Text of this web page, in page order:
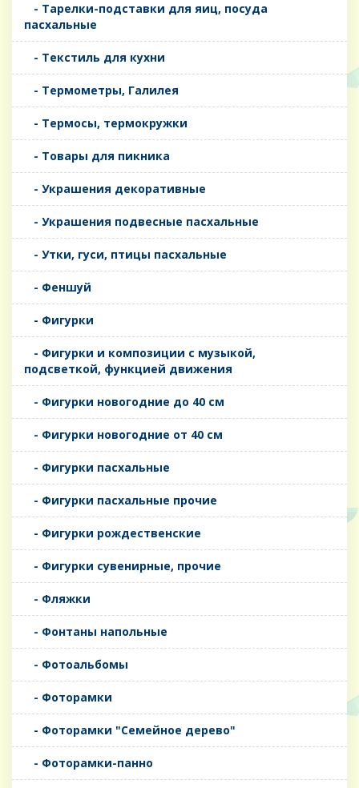
- Тарелки-подставки для яиц, посуда
пасхальные
- Текстиль для кухни
- Термометры, Галилея
- Термосы, термокружки
- Товары для пикника
- Украшения декоративные
- Украшения подвесные пасхальные
- Утки, гуси, птицы пасхальные
- Феншуй
- Фигурки
- Фигурки и композиции с музыкой,
подсветкой, функцией движения
- Фигурки новогодние до 40 см
- Фигурки новогодние от 40 см
- Фигурки пасхальные
- Фигурки пасхальные прочие
- Фигурки рождественские
- Фигурки сувенирные, прочие
- Фляжки
- Фонтаны напольные
- Фотоальбомы
- Фоторамки
- Фоторамки "Семейное дерево"
- Фоторамки-панно